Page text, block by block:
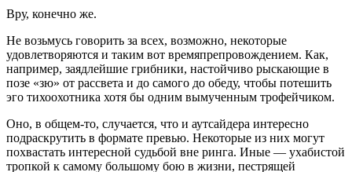
Вру, конечно же.
Не возьмусь говорить за всех, возможно, некоторые
удовлетворяются и таким вот времяпрепровождением. Как,
например, заядлейшие грибники, настойчиво рыскающие в
позе «зю» от рассвета и до самого до обеду, чтобы потешить
эго тихоохотника хотя бы одним вымученным трофейчиком.
Оно, в общем-то, случается, что и аутсайдера интересно
подраскрутить в формате превью. Некоторые из них могут
похвастать интересной судьбой вне ринга. Иные — ухабистой
тропкой к самому большому бою в жизни, пестрящей